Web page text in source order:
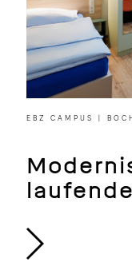
EBZ CAMPUS |